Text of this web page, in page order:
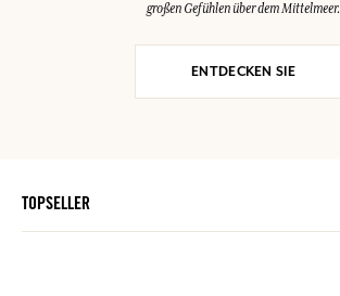
großen Gefühlen über dem Mittelmeer.
ENTDECKEN SIE
TOPSELLER